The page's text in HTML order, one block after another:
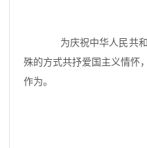
为庆祝中华人民共和
殊的方式共抒爱国主义情怀
作为。